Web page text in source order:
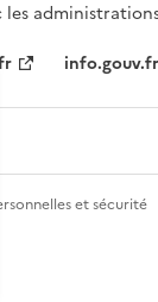
info.gouv.fr
et sécurité